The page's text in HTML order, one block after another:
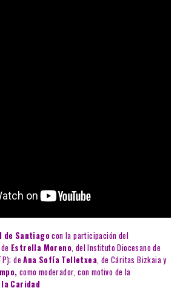
de Santiagocon la participación del
Estrella Moreno, del Instituto Diocesano de
deAna Sofía Telletxea, de Cáritas Bizkaia y
como moderador, con motivo de la
Caridad